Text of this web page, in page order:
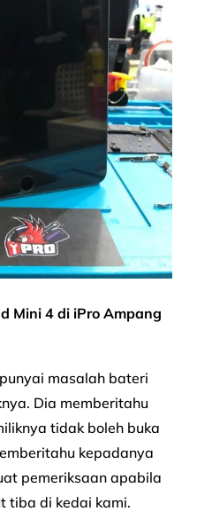
Mini 4 di iPro Ampang
masalah bateri
Dia memberitahu
tidak boleh buka
kepadanya
pemeriksaan apabila
tiba di kedai kami.